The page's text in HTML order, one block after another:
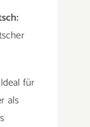
Ideal für
als